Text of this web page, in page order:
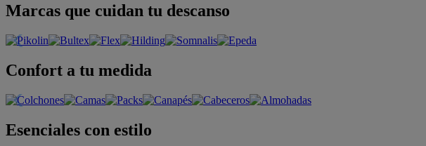
Marcas que cuidan tu descanso
Confort a tu medida
Esenciales con estilo